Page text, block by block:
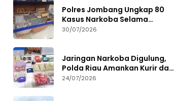
Polres Jombang Ungkap 80
Kasus Narkoba Selama
Semester I 2026, 113 Tersangka
30/07/2026
Jaringan Narkoba Digulung,
Polda Riau Amankan Kurir dan
Sita Barang Bukti Bernilai
24/07/2026